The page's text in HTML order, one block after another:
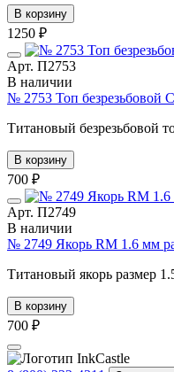
В корзину
1250 ₽
Арт. П2753
В наличии
№ 2753 Топ безрезьбовой
Титановый безрезьбовой
В корзину
700 ₽
Арт. П2749
В наличии
№ 2749 Якорь RM 1.6 мм
Титановый якорь размер
В корзину
700 ₽